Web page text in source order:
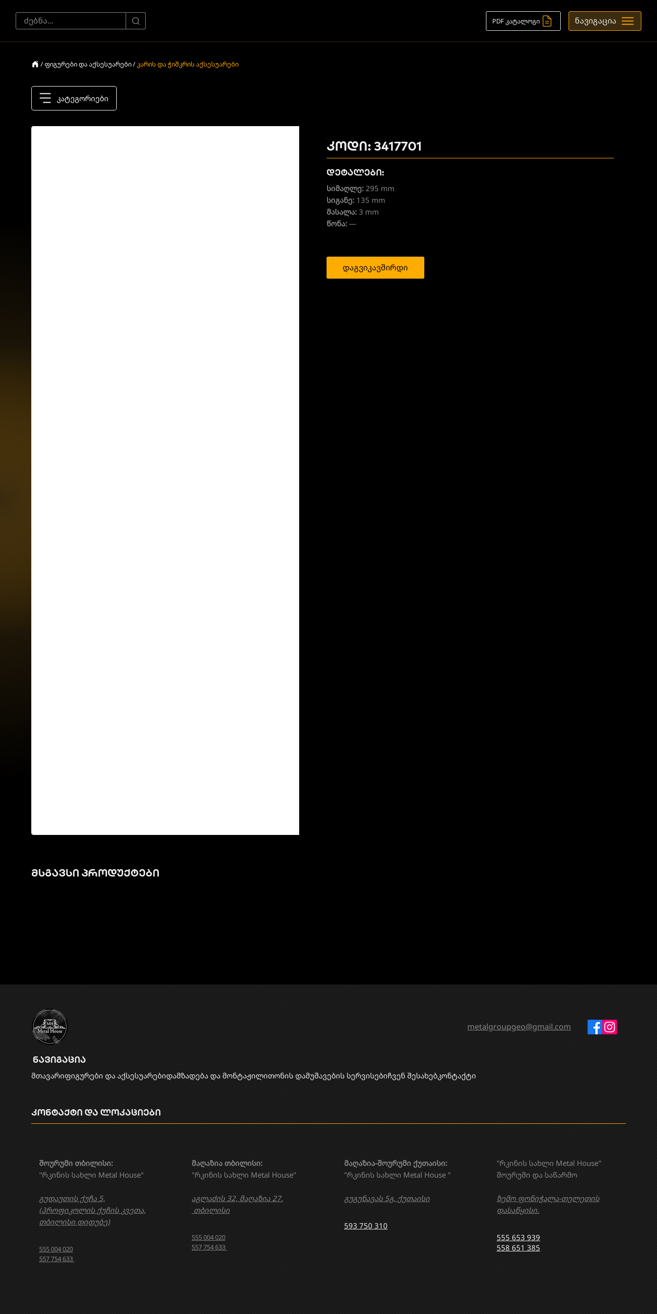
PDF კატალოგი ნავიგაცია
/ ფიგურები და აქსესუარები /კარის და ჭიშკრის აქსესუარები
კატეგორიები
კოდი: 3417701
დეტალები:
სიმაღლე:295 mm
სიგანე:135 mm
მასალა:3 mm
წონა:—
დაგვიკავშირდი
მსგავსი პროდუქტები
ნავიგაცია
მთავარიფიგურები და აქსესუარებიდამზადება და მონტაჟი​ლითონის დამუშავების სერვისებიჩვენ შესახებკონტაქტი
"რკინის სახლი Metal House"
შოურუმი და საწარმო
ზემო ფონიჭალა-თელეთის
დასაწყისი.
555 653 939
558 651 385
მაღაზია თბილისი:
"რკინის სახლი Metal House"
აგლაძის 32, მაღაზია 27.
თბილისი
555 004 020
557 754 633
მაღაზია-შოურუმი ქუთაისი:
"რკინის სახლი Metal House "
გუგუნავას 5გ, ქუთაისი
593 750 310
შოურუმი თბილისი:
"რკინის სახლი Metal House"
გუდაუთის ქუჩა 5,
(პროფიკოლის ქუჩის კვეთა,
თბილისი დიდუბე)
555 004 020
557 754 633
კონტაქტი და ლოკაციები
metalgroupgeo@gmail.com